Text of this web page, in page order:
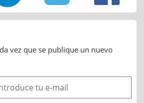
vez que se publique un nuevo